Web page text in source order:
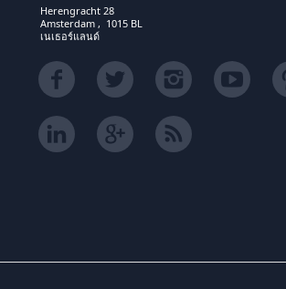
Herengracht 28
Amsterdam , 1015 BL
เนเธอร์แลนด์